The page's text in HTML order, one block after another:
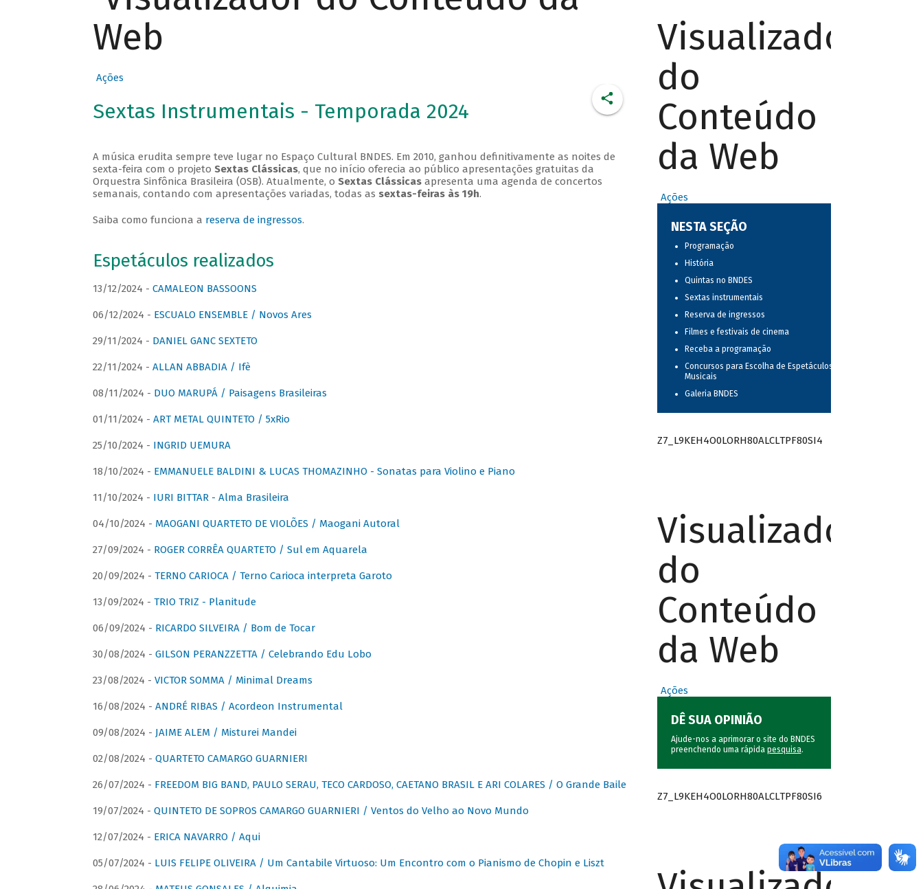
Web
Ações
Sextas Instrumentais - Temporada 2024
A música erudita sempre teve lugar no Espaço Cultural BNDES. Em 2010, ganhou definitivamente as noites de
sexta-feira com o projeto Sextas Clássicas, que no início oferecia ao público apresentações gratuitas da
Orquestra Sinfônica Brasileira (OSB). Atualmente, o Sextas Clássicasapresenta uma agenda de concertos
semanais, contando com apresentações variadas, todas as sextas-feiras às 19h.
Saiba como funciona a reserva de ingressos.
Espetáculos realizados
13/12/2024 - CAMALEON BASSOONS
06/12/2024 - ESCUALO ENSEMBLE / Novos Ares
29/11/2024 - DANIEL GANC SEXTETO
22/11/2024 - ALLAN ABBADIA / Ifè
08/11/2024 - DUO MARUPÁ / Paisagens Brasileiras
01/11/2024 - ART METAL QUINTETO / 5xRio
25/10/2024 - INGRID UEMURA
18/10/2024 - EMMANUELE BALDINI & LUCAS THOMAZINHO - Sonatas para Violino e Piano
11/10/2024 - IURI BITTAR - Alma Brasileira
04/10/2024 - MAOGANI QUARTETO DE VIOLÕES / Maogani Autoral
27/09/2024 - ROGER CORRÊA QUARTETO / Sul em Aquarela
20/09/2024 - TERNO CARIOCA / Terno Carioca interpreta Garoto
13/09/2024 - TRIO TRIZ - Planitude
06/09/2024 - RICARDO SILVEIRA / Bom de Tocar
30/08/2024 - GILSON PERANZZETTA / Celebrando Edu Lobo
23/08/2024 - VICTOR SOMMA / Minimal Dreams
16/08/2024 - ANDRÉ RIBAS / Acordeon Instrumental
09/08/2024 - JAIME ALEM / Misturei Mandei
02/08/2024 - QUARTETO CAMARGO GUARNIERI
26/07/2024 - FREEDOM BIG BAND, PAULO SERAU, TECO CARDOSO, CAETANO BRASIL E ARI COLARES / O Grande Baile
19/07/2024 - QUINTETO DE SOPROS CAMARGO GUARNIERI / Ventos do Velho ao Novo Mundo
12/07/2024 - ERICA NAVARRO / Aqui
05/07/2024 - LUIS FELIPE OLIVEIRA / Um Cantabile Virtuoso: Um Encontro com o Pianismo de Chopin e Liszt
Visualizador
do
Conteúdo
da Web
Ações
NESTA SEÇÃO
Programação
História
Quintas no BNDES
Sextas instrumentais
Reserva de ingressos
Filmes e festivais de cinema
Receba a programação
Concursos para Escolha de Espetáculos
Musicais
Galeria BNDES
Z7_L9KEH4O0LORH80ALCLTPF80SI4
Visualizador
do
Conteúdo
da Web
Ações
DÊ SUA OPINIÃO
Ajude-nos a aprimorar o site do BNDES
preenchendo uma rápida pesquisa.
Z7_L9KEH4O0LORH80ALCLTPF80SI6